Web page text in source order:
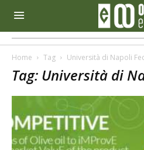
Home Tag Università di Napoli
Tag: Università di